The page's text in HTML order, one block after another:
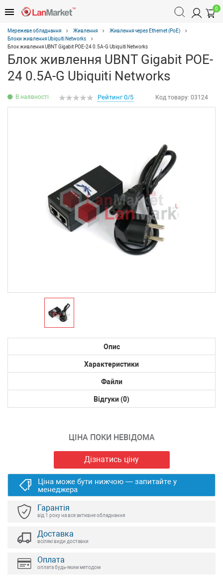
0
Мережеве обладнання Живлення
Живлення через Ethernet (PoE)
Блоки живлення Ubiquiti Networks
Блок живлення UBNT Gigabit POE-24 0.5A-G Ubiquiti Networks
Блок живлення UBNT Gigabit POE-
24 0.5A-G Ubiquiti Networks
В наявності Код товару: 03124
Рейтинг 0/5
Опис
Характеристики
Файли
Відгуки (0)
ЦІНА ПОКИ НЕВІДОМА
Дізнатись ціну
Ціна може бути нижчою — запитайте у
менеджера
Гарантія
від 1 року на все активне обладнання
Доставка
всілякі види доставки
Оплата
оплата будь-яким методом